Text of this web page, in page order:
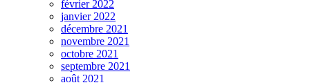
février 2022
janvier 2022
décembre 2021
novembre 2021
octobre 2021
septembre 2021
août 2021